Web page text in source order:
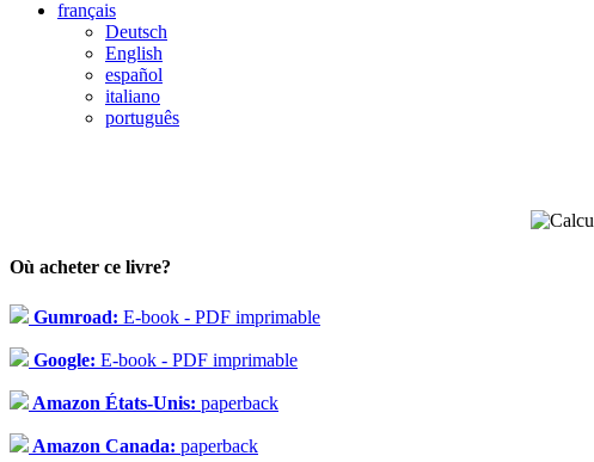
français
Deutsch
English
español
italiano
português
Où acheter ce livre?
Gumroad: E-book - PDF imprimable
Google: E-book - PDF imprimable
Amazon États-Unis: paperback
Amazon Canada: paperback